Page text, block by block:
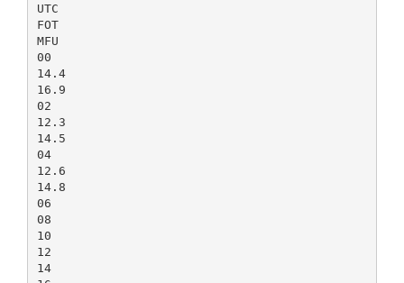
UTC
FOT
MFU
00
14.4
16.9
02
12.3
14.5
04
12.6
14.8
06
08
10
12
14